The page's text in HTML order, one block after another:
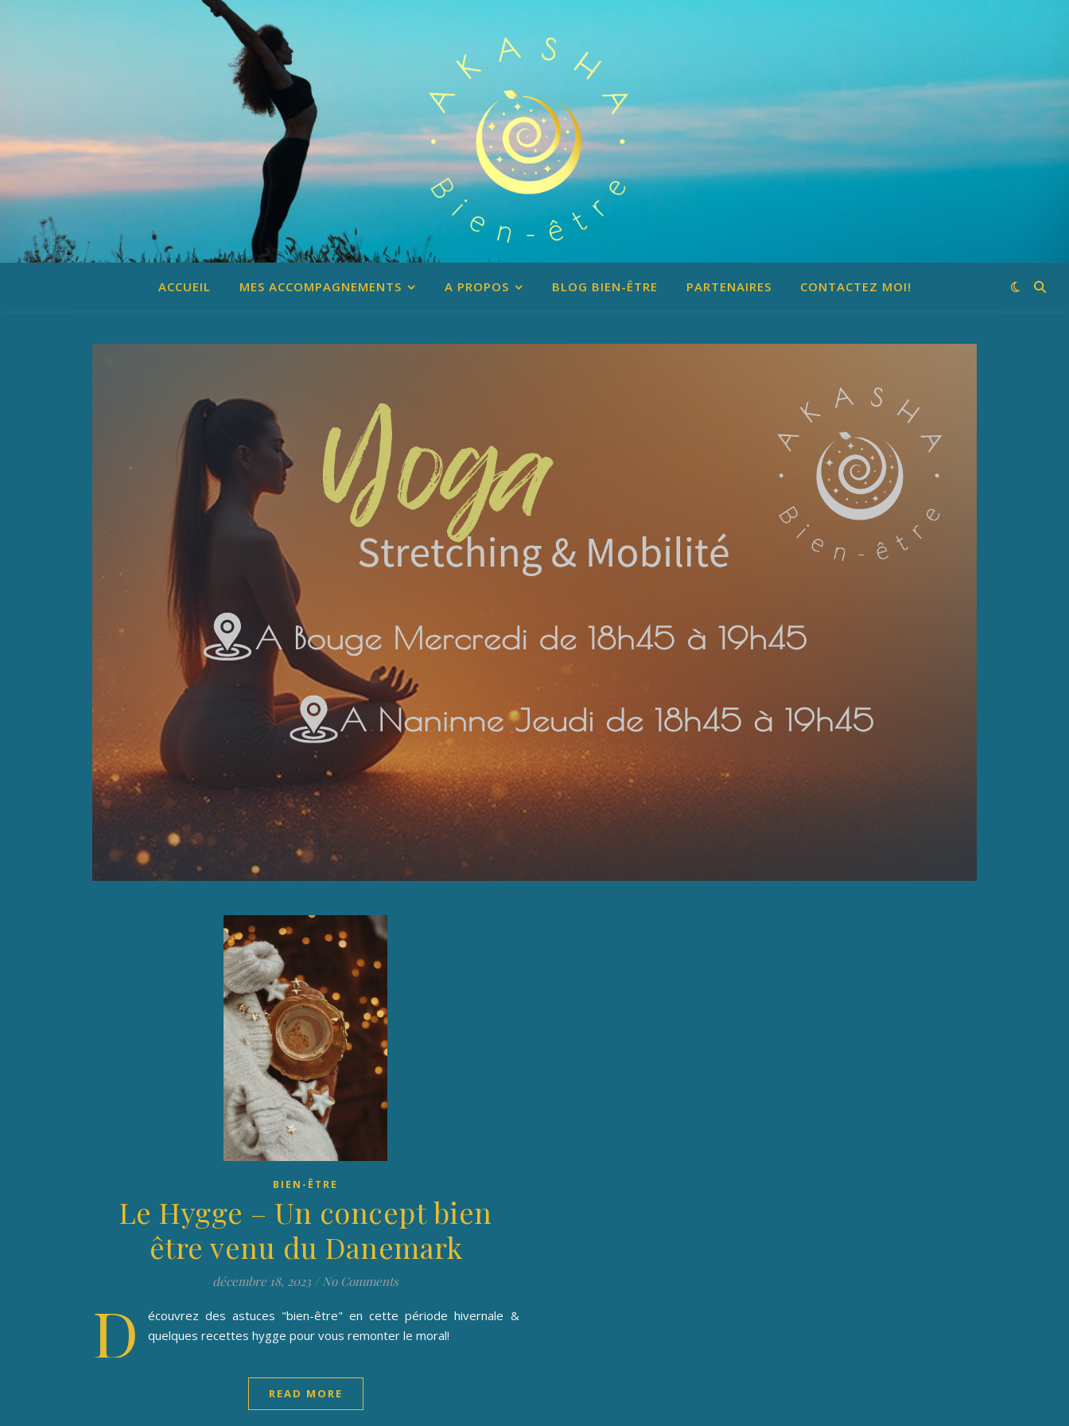
ACCUEIL MES ACCOMPAGNEMENTS A PROPOS BLOG BIEN-ÊTRE PARTENAIRES CONTACTEZ MOI!
BIEN-ÊTRE
Le Hygge – Un concept bien
être venu du Danemark
décembre 18, 2023 / No Comments
D
écouvrez des astuces "bien-être" en cette période hivernale &
quelques recettes hygge pour vous remonter le moral!
READ MORE